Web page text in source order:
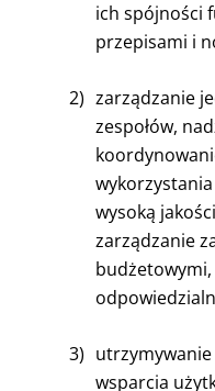
ich spójności
przepisami i
2) zarządzanie
zespołów,
wysoką
zarządzanie
3) utrzymywanie
wsparcia